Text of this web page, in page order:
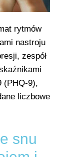
rytmów
nastroju
zespół
(PHQ-9),
liczbowe
snu